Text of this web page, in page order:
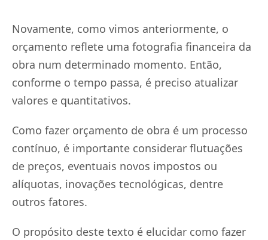
Novamente, como vimos anteriormente, o
orçamento reflete uma fotografia financeira da
obra num determinado momento. Então,
conforme o tempo passa, é preciso atualizar
valores e quantitativos.
Como fazer orçamento de obra é um processo
contínuo, é importante considerar flutuações
de preços, eventuais novos impostos ou
alíquotas, inovações tecnológicas, dentre
outros fatores.
O propósito deste texto é elucidar como fazer